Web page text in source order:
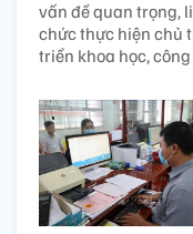
vấn đề quan trọng,
chức thực hiện chủ
triển khoa học,